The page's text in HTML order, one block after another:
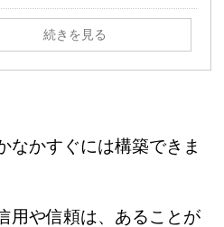
続きを見る
なかすぐには構築できま
用や信頼は、あることが